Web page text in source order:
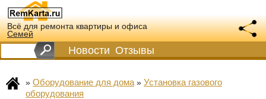
Всё для ремонта квартиры и офиса
Семей
Новости Отзывы
» Оборудование для дома» Установка газового
оборудования